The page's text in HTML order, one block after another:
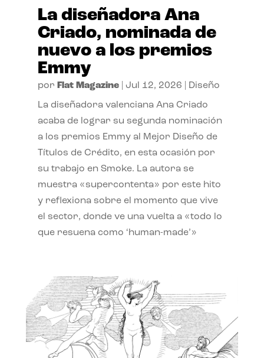
La diseñadora Ana
Criado, nominada de
nuevo a los premios
Emmy
por Flat Magazine| Jul 12, 2026 Diseño
La diseñadora valenciana Ana Criado
acaba de lograr su segunda nominación
a los premios Emmy al Mejor Diseño de
Títulos de Crédito, en esta ocasión por
su trabajo en Smoke. La autora se
muestra «supercontenta» por este hito
y reflexiona sobre el momento que vive
el sector, donde ve una vuelta a «todo lo
que resuena como ‘human-made’»